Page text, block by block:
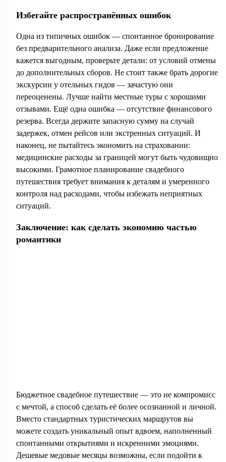
Избегайте распространённых ошибок
Одна из типичных ошибок — спонтанное бронирование
без предварительного анализа. Даже если предложение
кажется выгодным, проверьте детали: от условий отмены
до дополнительных сборов. Не стоит также брать дорогие
экскурсии у отельных гидов — зачастую они
переоценены. Лучше найти местные туры с хорошими
отзывами. Ещё одна ошибка — отсутствие финансового
резерва. Всегда держите запасную сумму на случай
задержек, отмен рейсов или экстренных ситуаций. И
наконец, не пытайтесь экономить на страховании:
медицинские расходы за границей могут быть чудовищно
высокими. Грамотное планирование свадебного
путешествия требует внимания к деталям и умеренного
контроля над расходами, чтобы избежать неприятных
ситуаций.
Заключение: как сделать экономию частью
романтики
Бюджетное свадебное путешествие — это не компромисс
с мечтой, а способ сделать её более осознанной и личной.
Вместо стандартных туристических маршрутов вы
можете создать уникальный опыт вдвоем, наполненный
спонтанными открытиями и искренними эмоциями.
Дешевые медовые месяцы возможны, если подойти к